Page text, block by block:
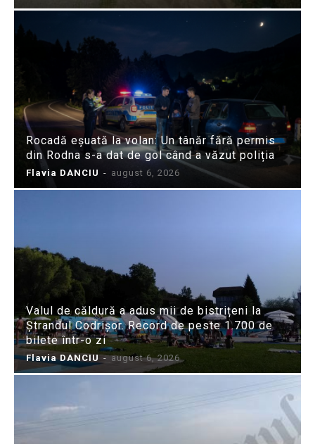
Rocadă eșuată la volan: Un tânăr fără permis
din Rodna s-a dat de gol când a văzut poliția
Flavia DANCIU - august 6, 2026
Valul de căldură a adus mii de bistrițeni la
Ștrandul Codrișor. Record de peste 1.700 de
bilete într-o zi
Flavia DANCIU - august 6, 2026